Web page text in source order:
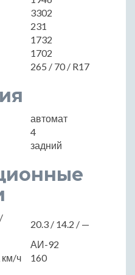
3302
231
1732
1702
265 / 70 / R17
автомат
4
задний
20.3 / 14.2 / —
АИ-92
км/ч
160